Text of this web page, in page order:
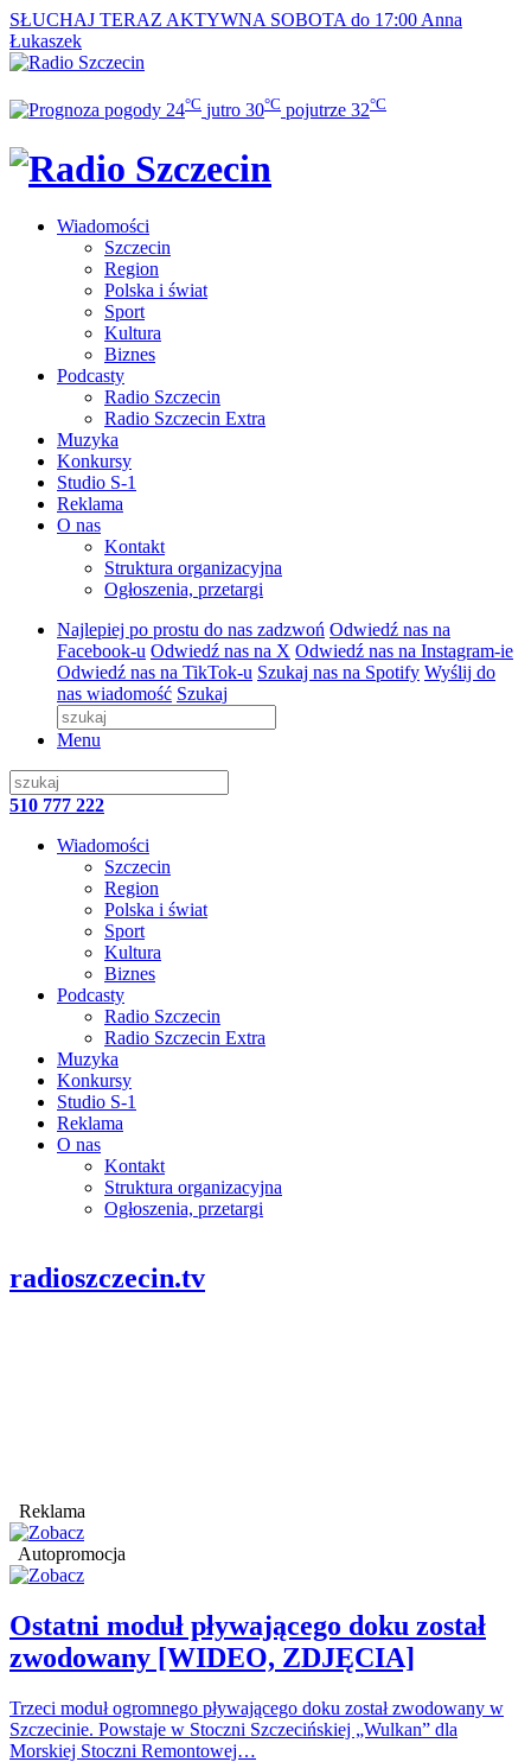
SŁUCHAJ TERAZ AKTYWNA SOBOTA do 17:00 Anna
Łukaszek
24°C jutro 30°C pojutrze 32°C
Wiadomości
Szczecin
Region
Polska i świat
Sport
Kultura
Biznes
Podcasty
Radio Szczecin
Radio Szczecin Extra
Muzyka
Konkursy
Studio S-1
Reklama
O nas
Kontakt
Struktura organizacyjna
Ogłoszenia, przetargi
Najlepiej po prostu do nas zadzwoń Odwiedź nas na
Facebook-u Odwiedź nas na X Odwiedź nas na Instagram-ie
Odwiedź nas na TikTok-u Szukaj nas na Spotify Wyślij do
nas wiadomość Szukaj
Menu
510 777 222
Wiadomości
Szczecin
Region
Polska i świat
Sport
Kultura
Biznes
Podcasty
Radio Szczecin
Radio Szczecin Extra
Muzyka
Konkursy
Studio S-1
Reklama
O nas
Kontakt
Struktura organizacyjna
Ogłoszenia, przetargi
radioszczecin.tv
Reklama
Autopromocja
Ostatni moduł pływającego doku został
zwodowany [WIDEO, ZDJĘCIA]
Trzeci moduł ogromnego pływającego doku został zwodowany w
Szczecinie. Powstaje w Stoczni Szczecińskiej „Wulkan” dla
Morskiej Stoczni Remontowej…